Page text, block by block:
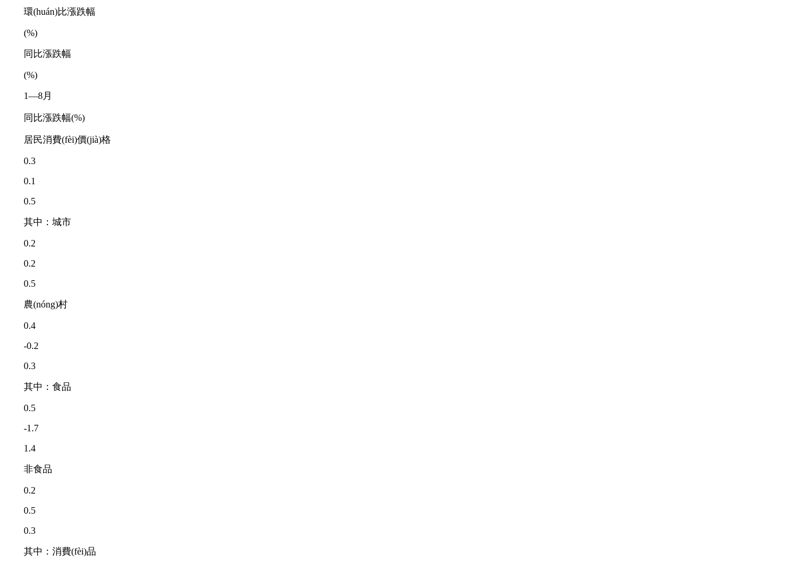
環(huán)比漲跌幅
(%)
同比漲跌幅
(%)
1—8月
同比漲跌幅(%)
居民消費(fèi)價(jià)格
0.3
0.1
0.5
其中：城市
0.2
0.2
0.5
農(nóng)村
0.4
-0.2
0.3
其中：食品
0.5
-1.7
1.4
非食品
0.2
0.5
0.3
其中：消費(fèi)品